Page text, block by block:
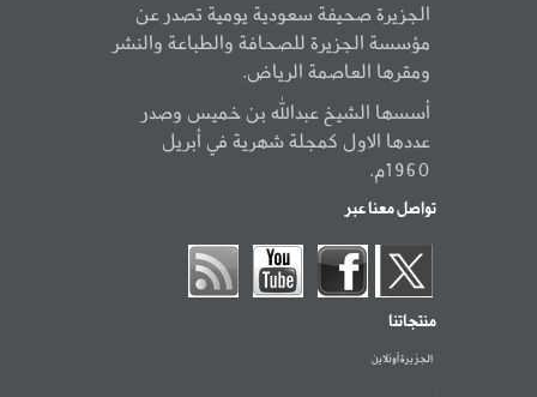
الجزيرة صحيفة سعودية يومية تصدر عن
مؤسسة الجزيرة للصحافة والطباعة والنشر
ومقرها العاصمة الرياض.
أسسها الشيخ عبدالله بن خميس وصدر
عددها الاول كمجلة شهرية في أبريل
1960م.
تواصل معنا عبر
منتجاتنا
الجزيرة أونلاين